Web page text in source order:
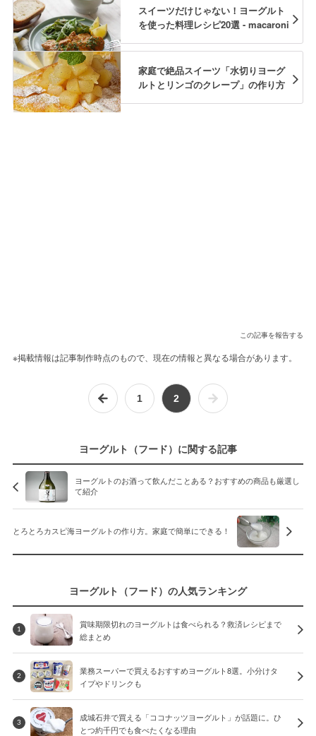
スイーツだけじゃない！ヨーグルト
を使った料理レシピ20選 - macaroni
家庭で絶品スイーツ「水切りヨーグ
ルトとリンゴのクレープ」の作り方
この記事を報告する
※掲載情報は記事制作時点のもので、現在の情報と異なる場合があります。
1 2
ヨーグルト（フード）に関する記事
ヨーグルトのお酒って飲んだことある？おすすめの商品も厳選し
て紹介
とろとろカスピ海ヨーグルトの作り方。家庭で簡単にできる！
ヨーグルト（フード）の人気ランキング
1
賞味期限切れのヨーグルトは食べられる？救済レシピまで
総まとめ
2
業務スーパーで買えるおすすめヨーグルト8選。小分けタ
イプやドリンクも
3
成城石井で買える「ココナッツヨーグルト」が話題に。ひ
とつ約千円でも食べたくなる理由